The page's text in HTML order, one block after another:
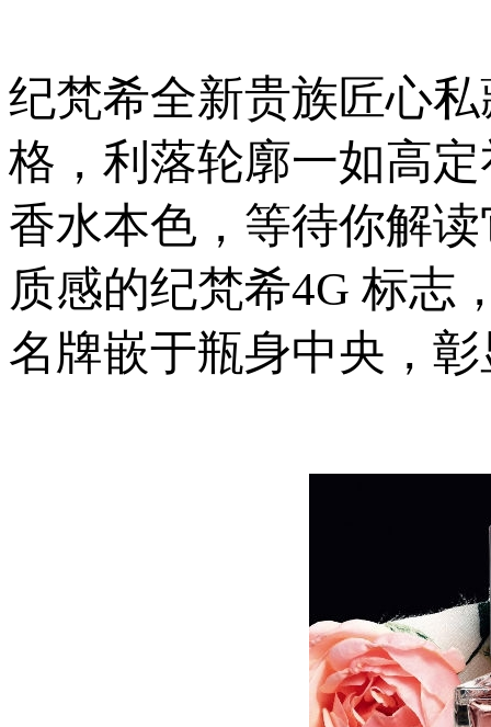
纪梵希全新贵族匠心
格，利落轮廓一如高
香水本色，等待你解
质感的纪梵希4G 标志
名牌嵌于瓶身中央，